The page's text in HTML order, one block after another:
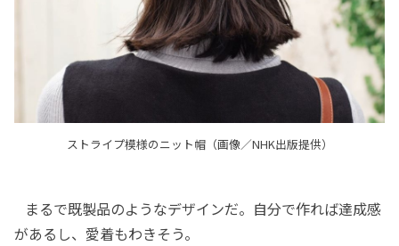
ストライプ模様のニット帽（画像／NHK出版提供）
まるで既製品のようなデザインだ。自分で作れば達成感
があるし、愛着もわきそう。